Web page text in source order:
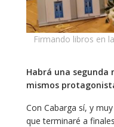
Firmando libros en
Habrá una segunda
mismos
Con Cabarga sí, y
que terminaré a